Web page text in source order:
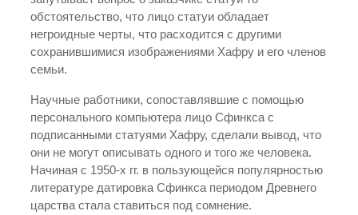
обстоятельство, что лицо статуи обладает
негроидные черты, что расходится с другими
сохранившимися изображениями Хафру и его членов
семьи.
Научные работники, сопоставлявшие с помощью
персонального компьютера лицо Сфинкса с
подписанными статуями Хафру, сделали вывод, что
они не могут описывать одного и того же человека.
Начиная с 1950-х гг. в пользующейся популярностью
литературе датировка Сфинкса периодом Древнего
царства стала ставиться под сомнение.